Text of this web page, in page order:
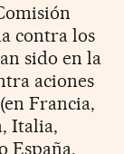
contra los
sido en la
aciones
Francia,
Italia,
España,